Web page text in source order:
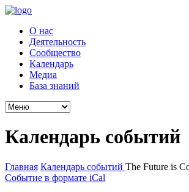
О нас
Деятельность
Сообщество
Календарь
Медиа
База знаний
Календарь событий
Главная Календарь событий The Future is
Событие в формате iCal